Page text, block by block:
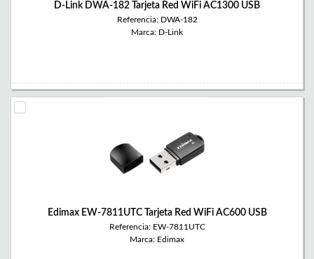
D-Link DWA-182 Tarjeta Red WiFi AC1300 USB
Referencia: DWA-182
Marca: D-Link
Edimax EW-7811UTC Tarjeta Red WiFi AC600 USB
Referencia: EW-7811UTC
Marca: Edimax